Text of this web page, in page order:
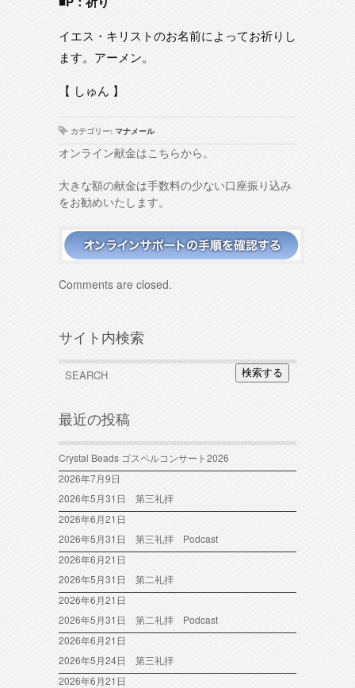
イエス・キリストのお名前によってお祈りし
ます。アーメン。
【 しゅん 】
カテゴリー: マナメール
オンライン献金はこちらから。
大きな額の献金は手数料の少ない口座振り込み
をお勧めいたします。
Comments are closed.
サイト内検索
検索する
最近の投稿
Crystal Beads ゴスペルコンサート2026
2026年7月9日
2026年5月31日 第三礼拝
2026年6月21日
2026年5月31日 第三礼拝 Podcast
2026年6月21日
2026年5月31日 第二礼拝
2026年6月21日
2026年5月31日 第二礼拝 Podcast
2026年6月21日
2026年5月24日 第三礼拝
2026年6月21日